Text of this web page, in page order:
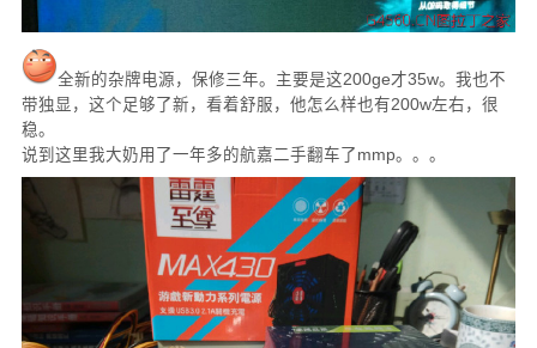
全新的杂牌电源，保修三年。主要是这200ge才35w。我也不
带独显，这个足够了新，看着舒服，他怎么样也有200w左右，很
稳。
说到这里我大奶用了一年多的航嘉二手翻车了mmp。。。